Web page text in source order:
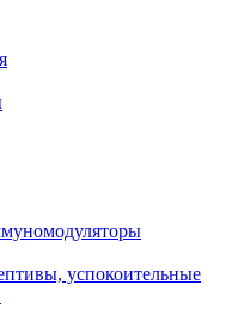
успокоительные